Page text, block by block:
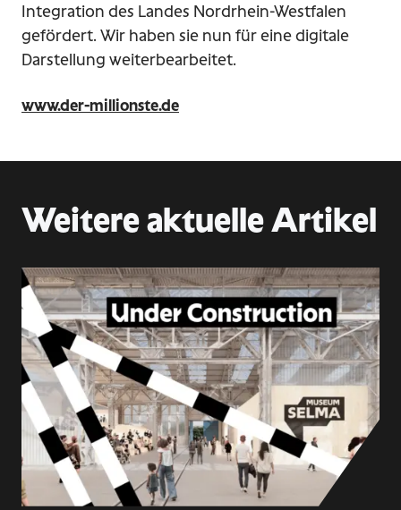
Integration des Landes Nordrhein-Westfalen
gefördert. Wir haben sie nun für eine digitale
Darstellung weiterbearbeitet.
www.der-millionste.de
Weitere aktuelle Artikel